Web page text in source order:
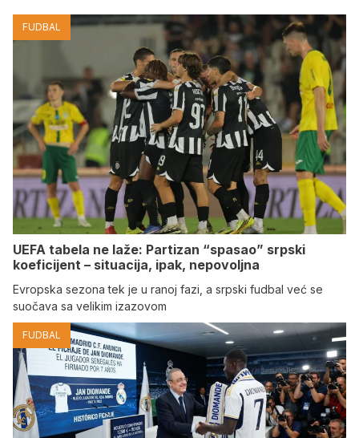
FUDBAL
UEFA tabela ne laže: Partizan “spasao” srpski
koeficijent – situacija, ipak, nepovoljna
Evropska sezona tek je u ranoj fazi, a srpski fudbal već se
suočava sa velikim izazovom
FUDBAL